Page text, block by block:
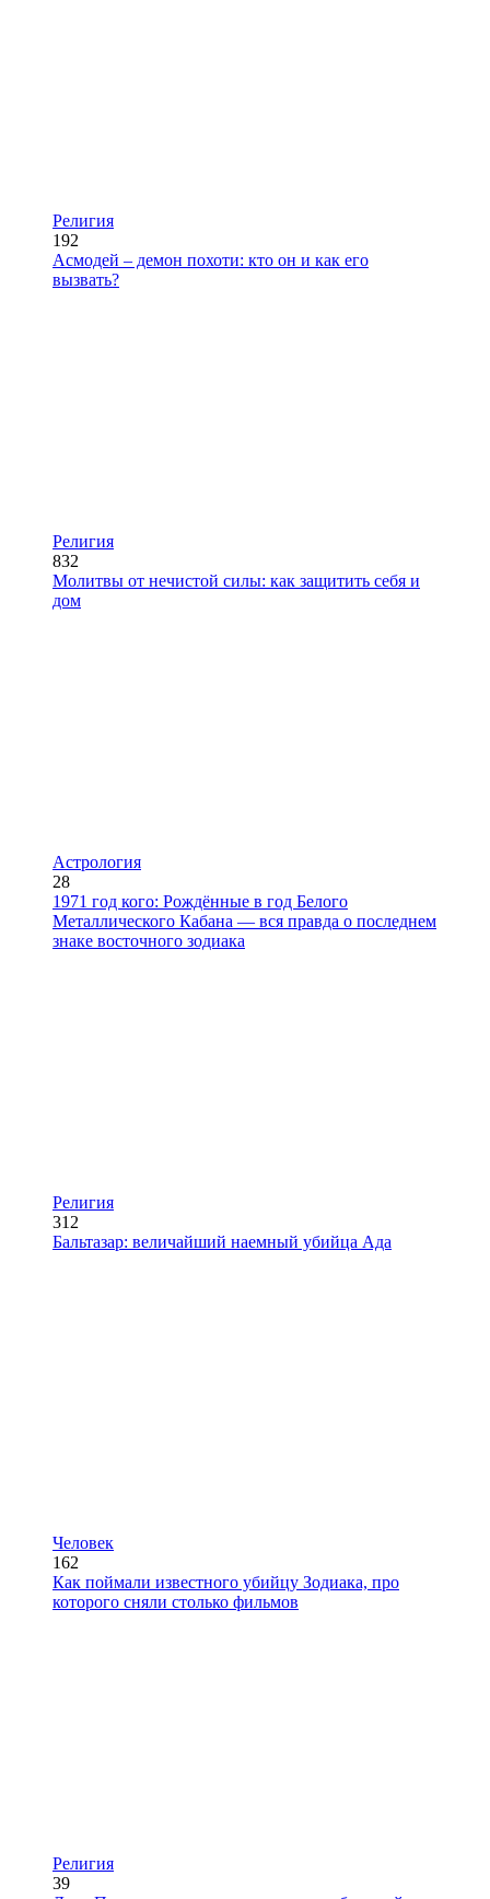
Религия
192
Асмодей – демон похоти: кто он и как его
вызвать?
Религия
832
Молитвы от нечистой силы: как защитить себя и
дом
Астрология
28
1971 год кого: Рождённые в год Белого
Металлического Кабана — вся правда о последнем
знаке восточного зодиака
Религия
312
Бальтазар: величайший наемный убийца Ада
Человек
162
Как поймали известного убийцу Зодиака, про
которого сняли столько фильмов
Религия
39